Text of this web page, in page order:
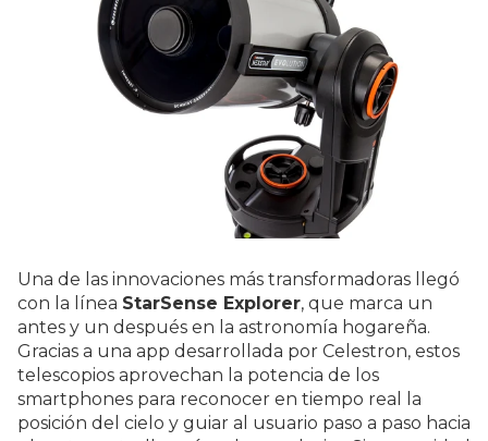
Una de las innovaciones más transformadoras llegó
con la línea StarSense Explorer, que marca un
antes y un después en la astronomía hogareña.
Gracias a una app desarrollada por Celestron, estos
telescopios aprovechan la potencia de los
smartphones para reconocer en tiempo real la
posición del cielo y guiar al usuario paso a paso hacia